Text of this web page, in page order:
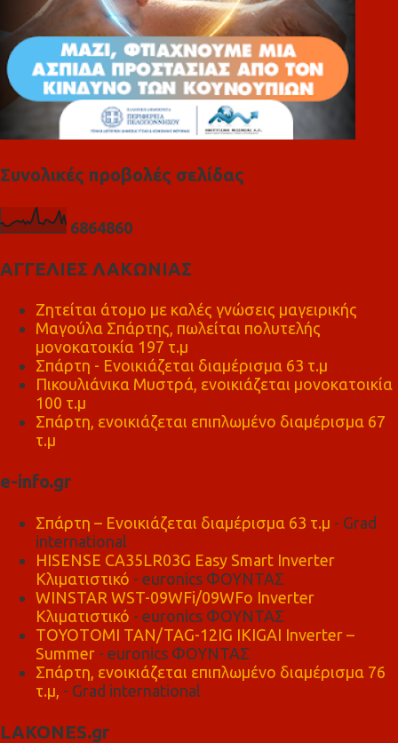
Συνολικές προβολές σελίδας
6864860
ΑΓΓΕΛΙΕΣ ΛΑΚΩΝΙΑΣ
Ζητείται άτομο με καλές γνώσεις μαγειρικής
Μαγούλα Σπάρτης, πωλείται πολυτελής
μονοκατοικία 197 τ.μ
Σπάρτη - Ενοικιάζεται διαμέρισμα 63 τ.μ
Πικουλιάνικα Μυστρά, ενοικιάζεται μονοκατοικία
100 τ.μ
Σπάρτη, ενοικιάζεται επιπλωμένο διαμέρισμα 67
τ.μ
e-info.gr
Σπάρτη – Ενοικιάζεται διαμέρισμα 63 τ.μ - Grad
international
HISENSE CA35LR03G Easy Smart Inverter
Κλιματιστικό - euronics ΦΟΥΝΤΑΣ
WINSTAR WST-09WFi/09WFo Inverter
Κλιματιστικό - euronics ΦΟΥΝΤΑΣ
TOYOTOMI TAN/TAG-12IG IKIGAI Inverter –
Summer - euronics ΦΟΥΝΤΑΣ
Σπάρτη, ενοικιάζεται επιπλωμένο διαμέρισμα 76
τ.μ, - Grad international
LAKONES.gr